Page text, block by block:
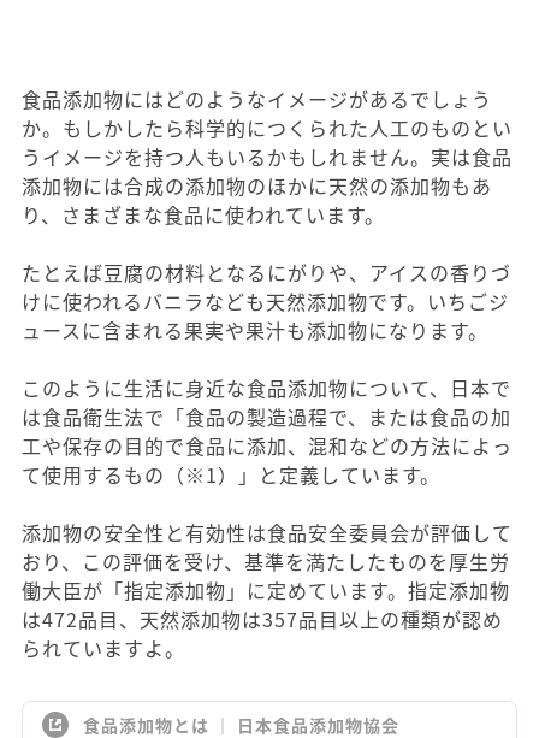
食品添加物にはどのようなイメージがあるでしょう
か。もしかしたら科学的につくられた人工のものとい
うイメージを持つ人もいるかもしれません。実は食品
添加物には合成の添加物のほかに天然の添加物もあ
り、さまざまな食品に使われています。
たとえば豆腐の材料となるにがりや、アイスの香りづ
けに使われるバニラなども天然添加物です。いちごジ
ュースに含まれる果実や果汁も添加物になります。
このように生活に身近な食品添加物について、日本で
は食品衛生法で「食品の製造過程で、または食品の加
工や保存の目的で食品に添加、混和などの方法によっ
て使用するもの（※1）」と定義しています。
添加物の安全性と有効性は食品安全委員会が評価して
おり、この評価を受け、基準を満たしたものを厚生労
働大臣が「指定添加物」に定めています。指定添加物
は472品目、天然添加物は357品目以上の種類が認め
られていますよ。
食品添加物とは ｜ 日本食品添加物協会